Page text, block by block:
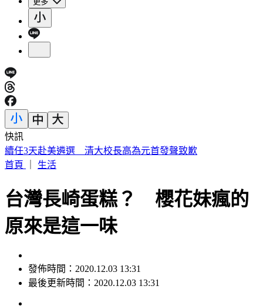
快訊
SBS歌謠大戰／AND2BLE、ALD1飆唱神級舞台
首頁
生活
台灣長崎蛋糕？ 櫻花妹瘋的
原來是這一味
發佈時間：2020.12.03 13:31
最後更新時間：2020.12.03 13:31